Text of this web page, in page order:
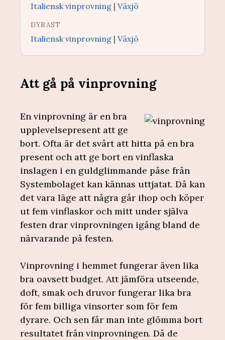
Italiensk vinprovning | Växjö
DYRAST
Italiensk vinprovning | Växjö
Att gå på vinprovning
En vinprovning är en bra
upplevelsepresent att ge
bort. Ofta är det svårt att hitta på en bra
present och att ge bort en vinflaska
inslagen i en guldglimmande påse från
Systembolaget kan kännas uttjatat. Då kan
det vara läge att några går ihop och köper
ut fem vinflaskor och mitt under själva
festen drar vinprovningen igång bland de
närvarande på festen.
Vinprovning i hemmet fungerar även lika
bra oavsett budget. Att jämföra utseende,
doft, smak och druvor fungerar lika bra
för fem billiga vinsorter som för fem
dyrare. Och sen får man inte glömma bort
resultatet från vinprovningen. Då de